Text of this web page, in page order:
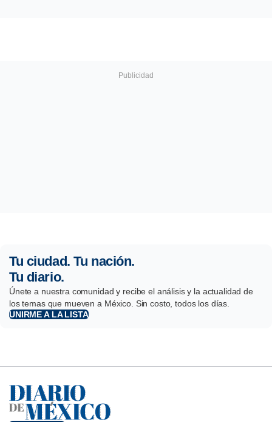
Tu ciudad. Tu nación.
Tu diario.
Únete a nuestra comunidad y recibe el análisis y la actualidad de
los temas que mueven a México. Sin costo, todos los días.
UNIRME A LA LISTA